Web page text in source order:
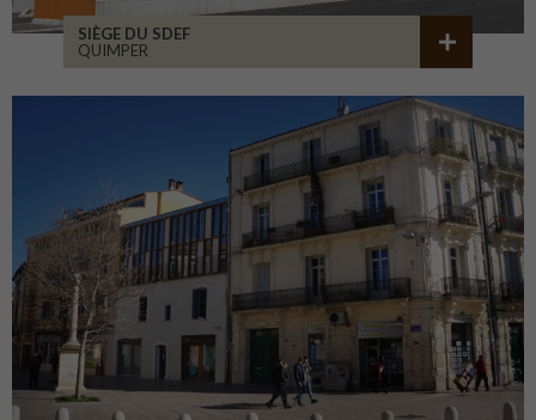
SIÈGE DU SDEF
QUIMPER